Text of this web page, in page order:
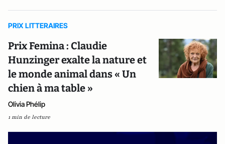
PRIX LITTERAIRES
Prix Femina : Claudie
Hunzinger exalte la nature et
le monde animal dans « Un
chien à ma table »
Olivia Phélip
1 min de lecture